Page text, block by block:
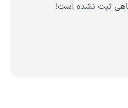
ثبت نشده است!